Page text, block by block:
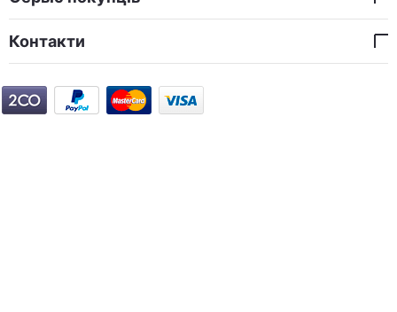
Контакти